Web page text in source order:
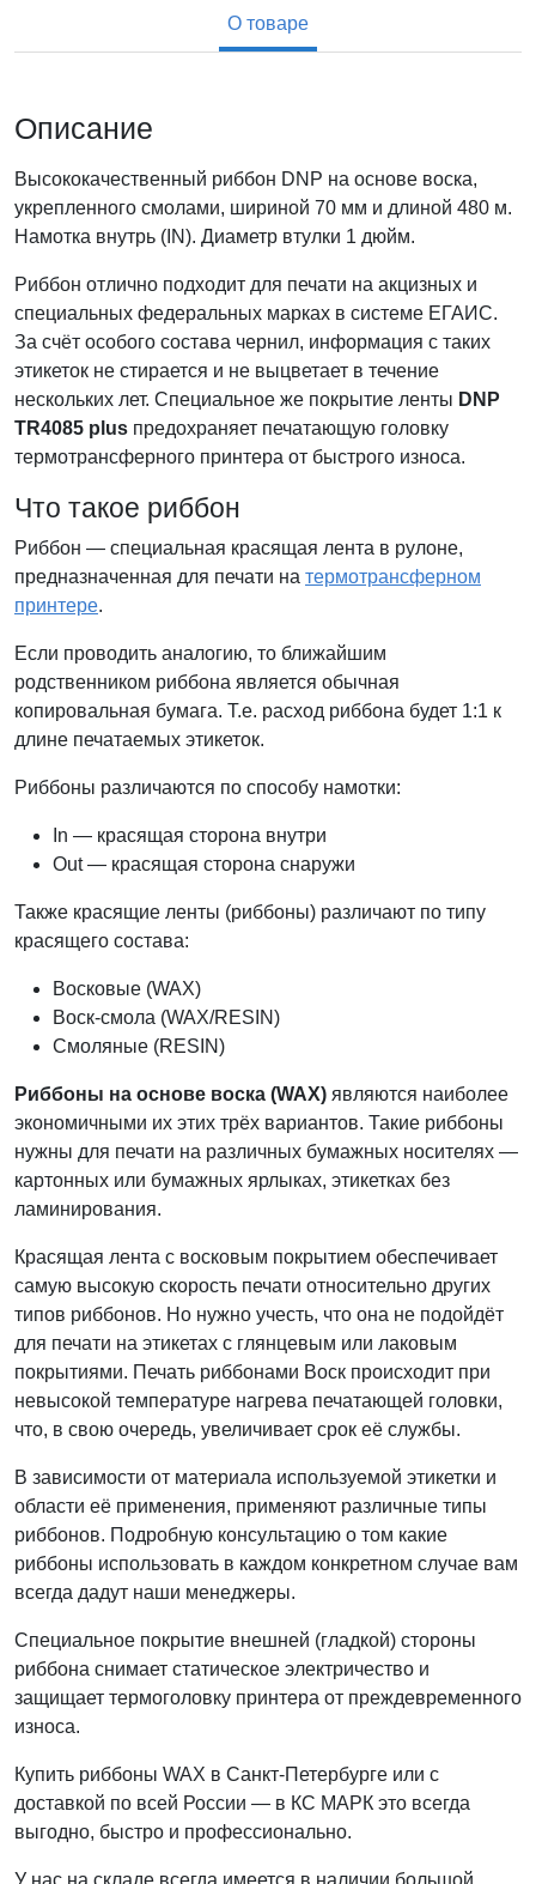
О товаре
Описание
Высококачественный риббон DNP на основе воска,
укрепленного смолами, шириной 70 мм и длиной 480 м.
Намотка внутрь (IN). Диаметр втулки 1 дюйм.
Риббон отлично подходит для печати на акцизных и
специальных федеральных марках в системе ЕГАИС.
За счёт особого состава чернил, информация с таких
этикеток не стирается и не выцветает в течение
нескольких лет. Специальное же покрытие ленты DNP
TR4085 plus предохраняет печатающую головку
термотрансферного принтера от быстрого износа.
Что такое риббон
Риббон — специальная красящая лента в рулоне,
предназначенная для печати на термотрансферном
принтере.
Если проводить аналогию, то ближайшим
родственником риббона является обычная
копировальная бумага. Т.е. расход риббона будет 1:1 к
длине печатаемых этикеток.
Риббоны различаются по способу намотки:
In — красящая сторона внутри
Out — красящая сторона снаружи
Также красящие ленты (риббоны) различают по типу
красящего состава:
Восковые (WAX)
Воск-смола (WAX/RESIN)
Смоляные (RESIN)
Риббоны на основе воска (WAX) являются наиболее
экономичными их этих трёх вариантов. Такие риббоны
нужны для печати на различных бумажных носителях —
картонных или бумажных ярлыках, этикетках без
ламинирования.
Красящая лента с восковым покрытием обеспечивает
самую высокую скорость печати относительно других
типов риббонов. Но нужно учесть, что она не подойдёт
для печати на этикетах с глянцевым или лаковым
покрытиями. Печать риббонами Воск происходит при
невысокой температуре нагрева печатающей головки,
что, в свою очередь, увеличивает срок её службы.
В зависимости от материала используемой этикетки и
области её применения, применяют различные типы
риббонов. Подробную консультацию о том какие
риббоны использовать в каждом конкретном случае вам
всегда дадут наши менеджеры.
Специальное покрытие внешней (гладкой) стороны
риббона снимает статическое электричество и
защищает термоголовку принтера от преждевременного
износа.
Купить риббоны WAX в Санкт-Петербурге или с
доставкой по всей России — в КС МАРК это всегда
выгодно, быстро и профессионально.